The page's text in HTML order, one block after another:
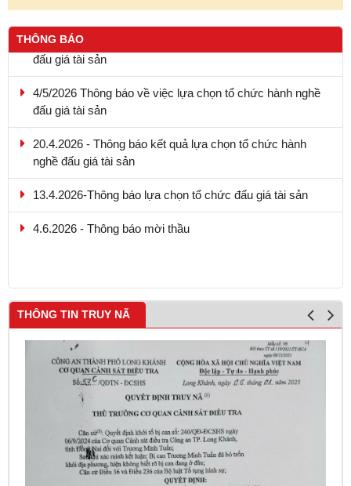
THÔNG BÁO
4/5/2026 Thông báo về việc lựa chọn tổ chức hành nghề
20.4.2026 - Thông báo kết quả lựa chọn tổ chức hành
13.4.2026-Thông báo lựa chọn tổ chức đấu giá tài sản
4.6.2026 - Thông báo mời thầu
9.5.2026 - Thông báo kết quả lựa chọn tổ chức hành nghề
THÔNG TIN TRUY NÃ